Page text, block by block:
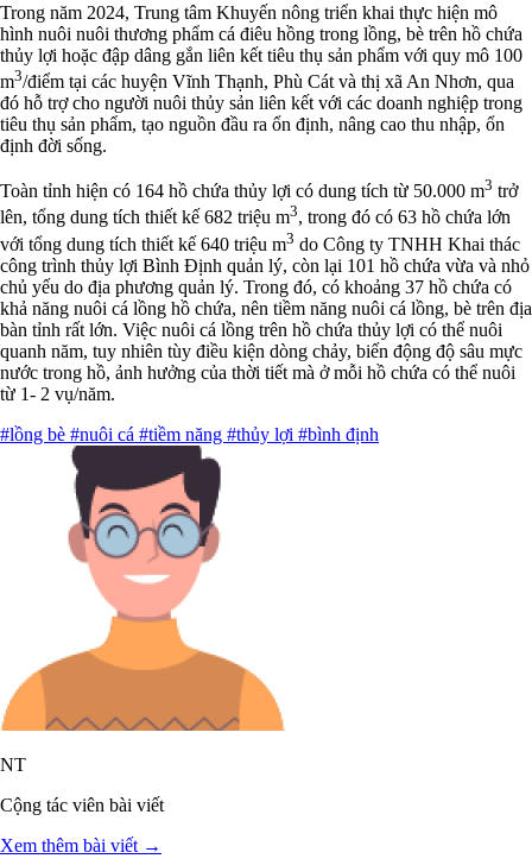
Trong năm 2024, Trung tâm Khuyến nông triển khai thực hiện mô
hình nuôi nuôi thương phẩm cá điêu hồng trong lồng, bè trên hồ chứa
thủy lợi hoặc đập dâng gắn liên kết tiêu thụ sản phẩm với quy mô 100
m3/điểm tại các huyện Vĩnh Thạnh, Phù Cát và thị xã An Nhơn, qua
đó hỗ trợ cho người nuôi thủy sản liên kết với các doanh nghiệp trong
tiêu thụ sản phẩm, tạo nguồn đầu ra ổn định, nâng cao thu nhập, ổn
định đời sống.
Toàn tỉnh hiện có 164 hồ chứa thủy lợi có dung tích từ 50.000 m3 trở
lên, tổng dung tích thiết kế 682 triệu m3, trong đó có 63 hồ chứa lớn
với tổng dung tích thiết kế 640 triệu m3 do Công ty TNHH Khai thác
công trình thủy lợi Bình Định quản lý, còn lại 101 hồ chứa vừa và nhỏ
chủ yếu do địa phương quản lý. Trong đó, có khoảng 37 hồ chứa có
khả năng nuôi cá lồng hồ chứa, nên tiềm năng nuôi cá lồng, bè trên địa
bàn tỉnh rất lớn. Việc nuôi cá lồng trên hồ chứa thủy lợi có thể nuôi
quanh năm, tuy nhiên tùy điều kiện dòng chảy, biến động độ sâu mực
nước trong hồ, ảnh hưởng của thời tiết mà ở mỗi hồ chứa có thể nuôi
từ 1- 2 vụ/năm.
#lồng bè #nuôi cá #tiềm năng #thủy lợi #bình định
NT
Cộng tác viên bài viết
Xem thêm bài viết →